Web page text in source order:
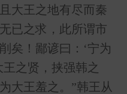
大王之地有尽而秦
已之求，此所谓市
矣！鄙谚曰：‘宁为
之贤，挟强韩之
大王羞之。”韩王从